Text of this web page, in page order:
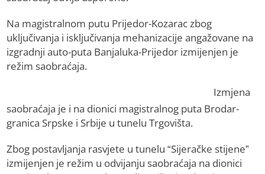
Na magistralnom putu Prijedor-Kozarac zbog
uključivanja i isključivanja mehanizacije angažovane na
izgradnji auto-puta Banjaluka-Prijedor izmijenjen je
režim saobraćaja.
Izmjena
saobraćaja je i na dionici magistralnog puta Brodar-
granica Srpske i Srbije u tunelu Trgovišta.
Zbog postavljanja rasvjete u tunelu “Sijeračke stijene”
izmijenjen je režim u odvijanju saobraćaja na dionici